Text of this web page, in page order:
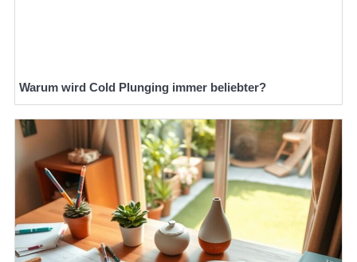
Warum wird Cold Plunging immer beliebter?